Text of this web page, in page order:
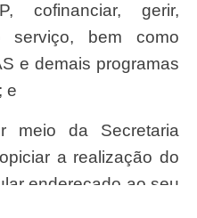
cofinanciar, gerir,
serviço, bem como
e demais programas
e
a realização do
endereçado ao seu